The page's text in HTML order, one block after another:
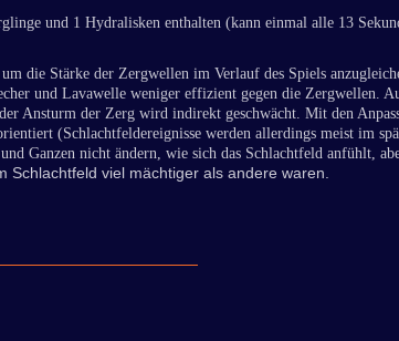
und 1 Hydralisken enthalten (kann einmal alle 13
die Stärke der Zergwellen im Verlauf des Spiels
und Lavawelle weniger effizient gegen die Zergwellen.
Ansturm der Zerg wird indirekt geschwächt. Mit den
(Schlachtfeldereignisse werden allerdings meist im
Ganzen nicht ändern, wie sich das Schlachtfeld anfühlt,
viel mächtiger als andere waren.